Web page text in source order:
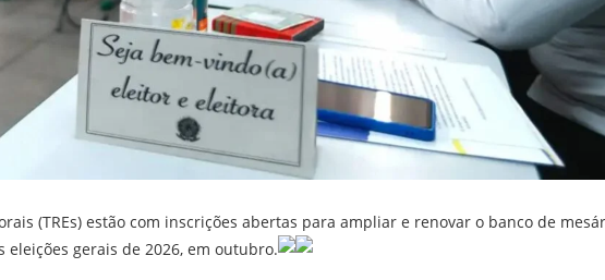
(TREs) estão com inscrições abertas para ampliar e renovar o banco de
gerais de 2026, em outubro.